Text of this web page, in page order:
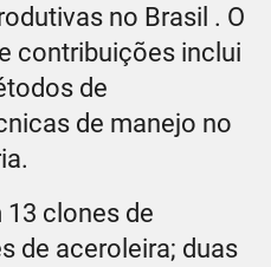
no Brasil . O
contribuições inclui
de
de manejo no
clones de
de aceroleira; duas